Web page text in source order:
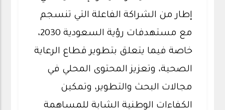
إطار من الشراكة الفاعلة التي تنسجم
مع مستهدفات رؤية السعودية 2030،
خاصة فيما يتعلق بتطوير قطاع الرعاية
الصحية، وتعزيز المحتوى المحلي في
مجالات البحث والتطوير، وتمكين
الكفاءات الوطنية الشابة للمساهمة